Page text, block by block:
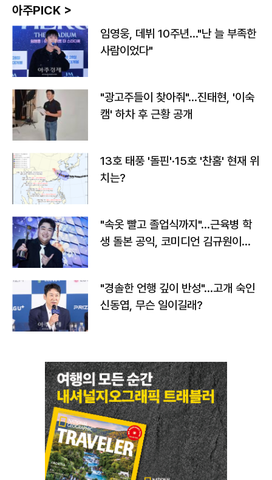
아주PICK >
임영웅, 데뷔 10주년…"난 늘 부족한
사람이었다"
"광고주들이 찾아줘"…진태현, '이숙
캠' 하차 후 근황 공개
13호 태풍 '돌핀'·15호 '찬홈' 현재 위
치는?
"속옷 빨고 졸업식까지"…근육병 학
생 돌본 공익, 코미디언 김규원이었
"경솔한 언행 깊이 반성"…고개 숙인
신동엽, 무슨 일이길래?